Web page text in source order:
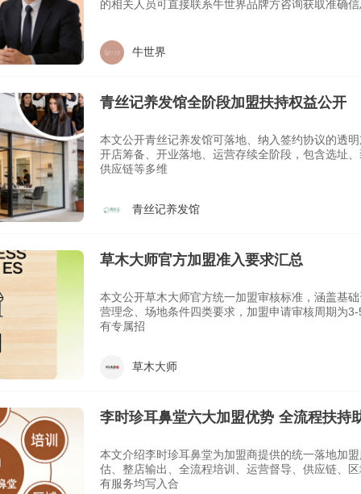
的相关人员可直接联系牛世界品牌方咨询获取准确
牛世界
青丝记养发馆全阶段加盟扶持权益公开
本文公开青丝记养发馆可落地、纳入签约协议的透
开店筹备、开业落地、运营存续全阶段，包含选址
供应链等多维
青丝记养发馆
草木大师官方加盟准入要求汇总
本文公开草木大师官方统一加盟审核标准，涵盖基
营理念、场地条件四类要求，加盟申请审核周期为
有专属招
草木大师
李时珍耳鼻堂六大加盟优势 全流程扶持
本文介绍李时珍耳鼻堂为加盟商提供的统一落地加
估、整店输出、全流程培训、运营督导、供应链、
有服务均写入合